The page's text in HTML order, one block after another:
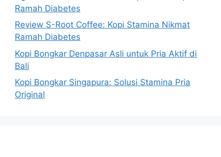
Ramah Diabetes
Review S-Root Coffee: Kopi Stamina Nikmat
Ramah Diabetes
Kopi Bongkar Denpasar Asli untuk Pria Aktif di
Bali
Kopi Bongkar Singapura: Solusi Stamina Pria
Original